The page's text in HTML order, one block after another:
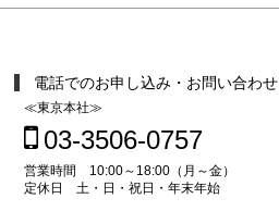
電話でのお申し込み・お問い合わせ
≪東京本社≫
03-3506-0757
営業時間 10:00～18:00（月～金）
定休日 土・日・祝日・年末年始